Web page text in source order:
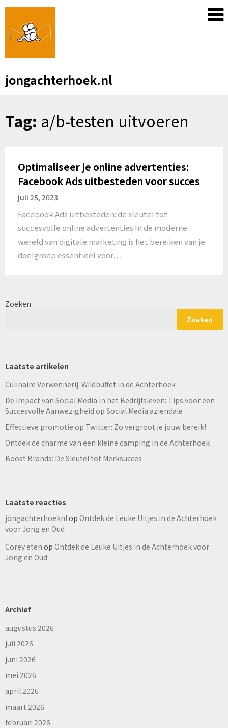
Skip
content
jongachterhoek.nl
Tag: a/b-testen uitvoeren
Optimaliseer je online advertenties:
Facebook Ads uitbesteden voor succes
juli 25, 2023
Facebook Ads uitbesteden: de sleutel tot
succesvolle online advertenties In de moderne
wereld van digitale marketing is het bereiken van je
doelgroep essentieel voor…
Zoeken
Zoeken
Laatste artikelen
Culinaire Verwennerij: Wildbuffet in de Achterhoek
De Impact van Social Media in het Bedrijfsleven: Tips voor een
Succesvolle Aanwezigheid op Social Media aziendale
Effectieve promotie op Twitter: Zo vergroot je jouw bereik!
Ontdek de charme van een kleine camping in de Achterhoek
Boost Brands: De Sleutel tot Merksucces
Laatste reacties
jongachterhoeknlop Ontdek de Leuke Uitjes in de Achterhoek
voor Jong en Oud
Corey eten op Ontdek de Leuke Uitjes in de Achterhoek voor
Jong en Oud
Archief
augustus 2026
juli 2026
juni 2026
mei 2026
april 2026
maart 2026
februari 2026